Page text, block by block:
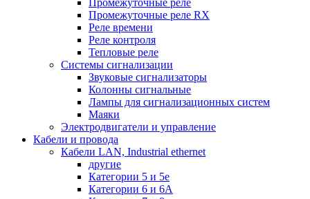
Промежуточные реле RX
Реле времени
Реле контроля
Тепловые реле
Системы сигнализации
Звуковые сигнализаторы
Колонны сигнальные
Лампы для сигнализационных систем
Маяки
Электродвигатели и управление
Кабели и провода
Кабели LAN, Industrial ethernet
другие
Категории 5 и 5е
Категории 6 и 6A